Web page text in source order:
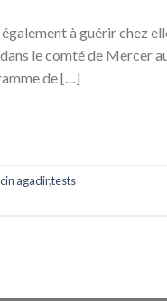
à guérir chez
le comté de Mercer
de […]
agadir,tests